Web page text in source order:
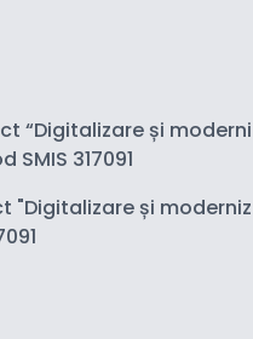
“Digitalizare și
317091
"Digitalizare și